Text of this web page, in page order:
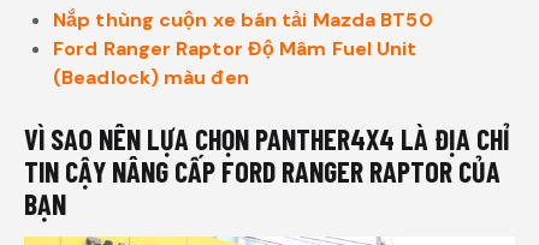
Nắp thùng cuộn xe bán tải Mazda BT50
Ford Ranger Raptor Độ Mâm Fuel Unit
(Beadlock) màu đen
VÌ SAO NÊN LỰA CHỌN PANTHER4X4 LÀ ĐỊA CHỈ
TIN CẬY NÂNG CẤP FORD RANGER RAPTOR CỦA
BẠN